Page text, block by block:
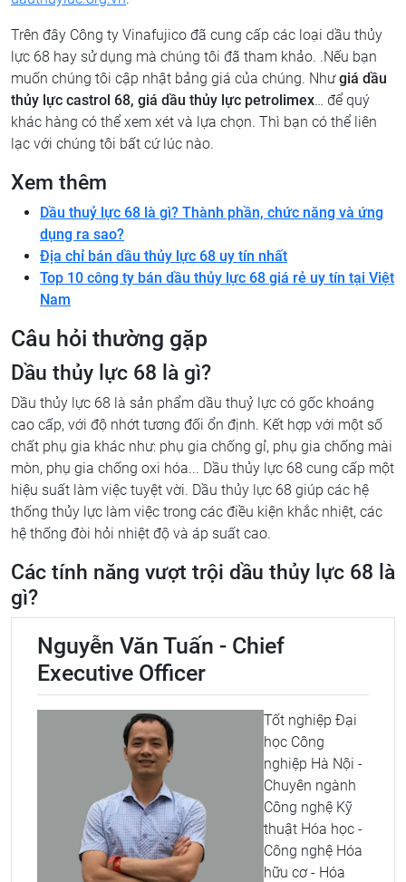
Trên đây Công ty Vinafujico đã cung cấp các loại dầu thủy
lực 68 hay sử dụng mà chúng tôi đã tham khảo. .Nếu bạn
muốn chúng tôi cập nhật bảng giá của chúng. Nhưgiá dầu
thủy lực castrol 68, giá dầu thủy lực petrolimex … để quý
khác hàng có thể xem xét và lựa chọn. Thì bạn có thể liên
lạc với chúng tôi bất cứ lúc nào.
Xem thêm
Dầu thuỷ lực 68 là gì? Thành phần, chức năng và ứng
dụng ra sao?
Địa chỉ bán dầu thủy lực 68 uy tín nhất
Top 10 công ty bán dầu thủy lực 68 giá rẻ uy tín tại Việt
Nam
Câu hỏi thường gặp
Dầu thủy lực 68 là gì?
Dầu thủy lực 68 là sản phẩm dầu thuỷ lực có gốc khoáng
cao cấp, với độ nhớt tương đối ổn định. Kết hợp với một số
chất phụ gia khác như: phụ gia chống gỉ, phụ gia chống mài
mòn, phụ gia chống oxi hóa... Dầu thủy lực 68 cung cấp một
hiệu suất làm việc tuyệt vời. Dầu thủy lực 68 giúp các hệ
thống thủy lực làm việc trong các điều kiện khắc nhiệt, các
hệ thống đòi hỏi nhiệt độ và áp suất cao.
Các tính năng vượt trội dầu thủy lực 68 là
gì?
Nguyễn Văn Tuấn - Chief
Executive Officer
Tốt nghiệp Đại
học Công
nghiệp Hà Nội -
Chuyên ngành
Công nghệ Kỹ
thuật Hóa học -
Công nghệ Hóa
hữu cơ - Hóa